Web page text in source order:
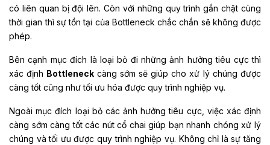
có liên quan bị đội lên. Còn với những quy trình gắn chặt cùng
thời gian thì sự tồn tại của Bottleneck chắc chắn sẽ không được
phép.
Bên cạnh mục đích là loại bỏ đi những ảnh hưởng tiêu cực thì
xác định Bottleneck càng sớm sẽ giúp cho xử lý chúng được
càng tốt cũng như tối ưu hóa được quy trình nghiệp vụ.
Ngoài mục đích loại bỏ các ảnh hưởng tiêu cực, việc xác định
càng sớm càng tốt các nút cổ chai giúp bạn nhanh chóng xử lý
chúng và tối ưu được quy trình nghiệp vụ. Không chỉ là sự tăng